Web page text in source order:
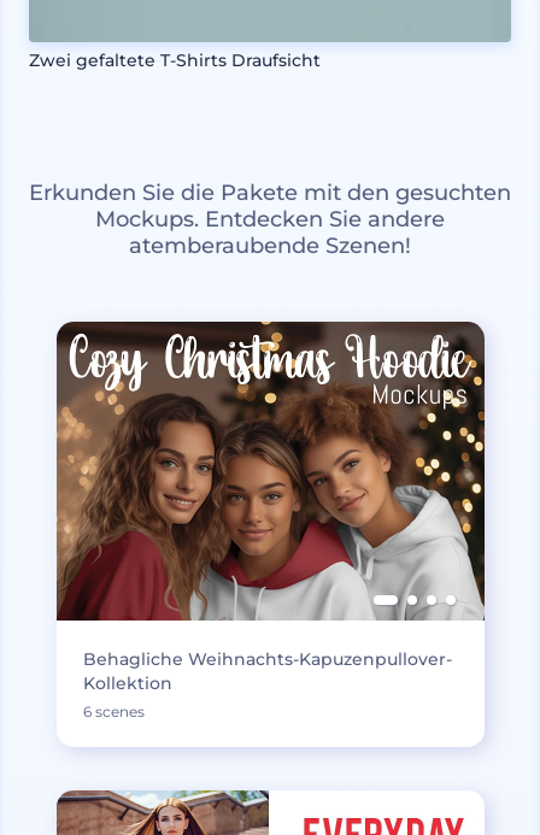
Zwei gefaltete T-Shirts Draufsicht
Erkunden Sie die Pakete mit den gesuchten
Mockups. Entdecken Sie andere
atemberaubende Szenen!
Behagliche Weihnachts-Kapuzenpullover-
Kollektion
6 scenes